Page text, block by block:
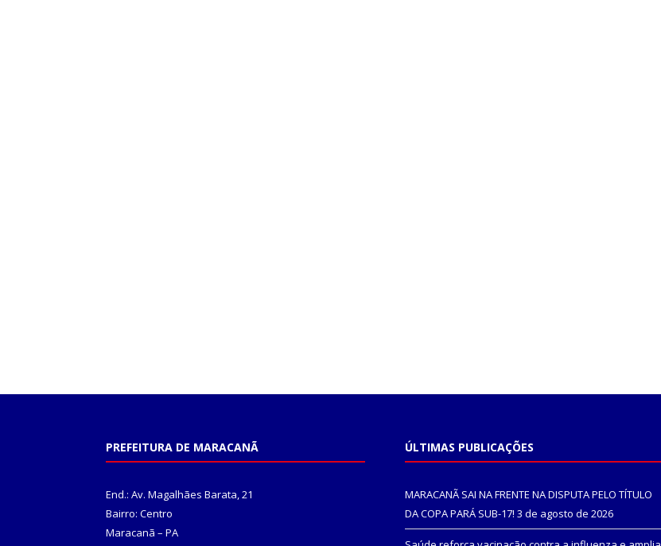
PREFEITURA DE MARACANÃ
End.: Av. Magalhães Barata, 21
Bairro: Centro
Maracanã – PA
ÚLTIMAS PUBLICAÇÕES
MARACANÃ SAI NA FRENTE NA DISPUTA PELO TÍTULO
DA COPA PARÁ SUB-17! 3 de agosto de 2026